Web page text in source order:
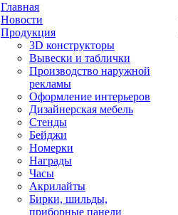
Главная
Новости
Продукция
3D конструкторы
Вывески и таблички
Производство наружной
рекламы
Оформление интерьеров
Дизайнерская мебель
Стенды
Бейджи
Номерки
Награды
Часы
Акрилайты
Бирки, шильды,
приборные панели